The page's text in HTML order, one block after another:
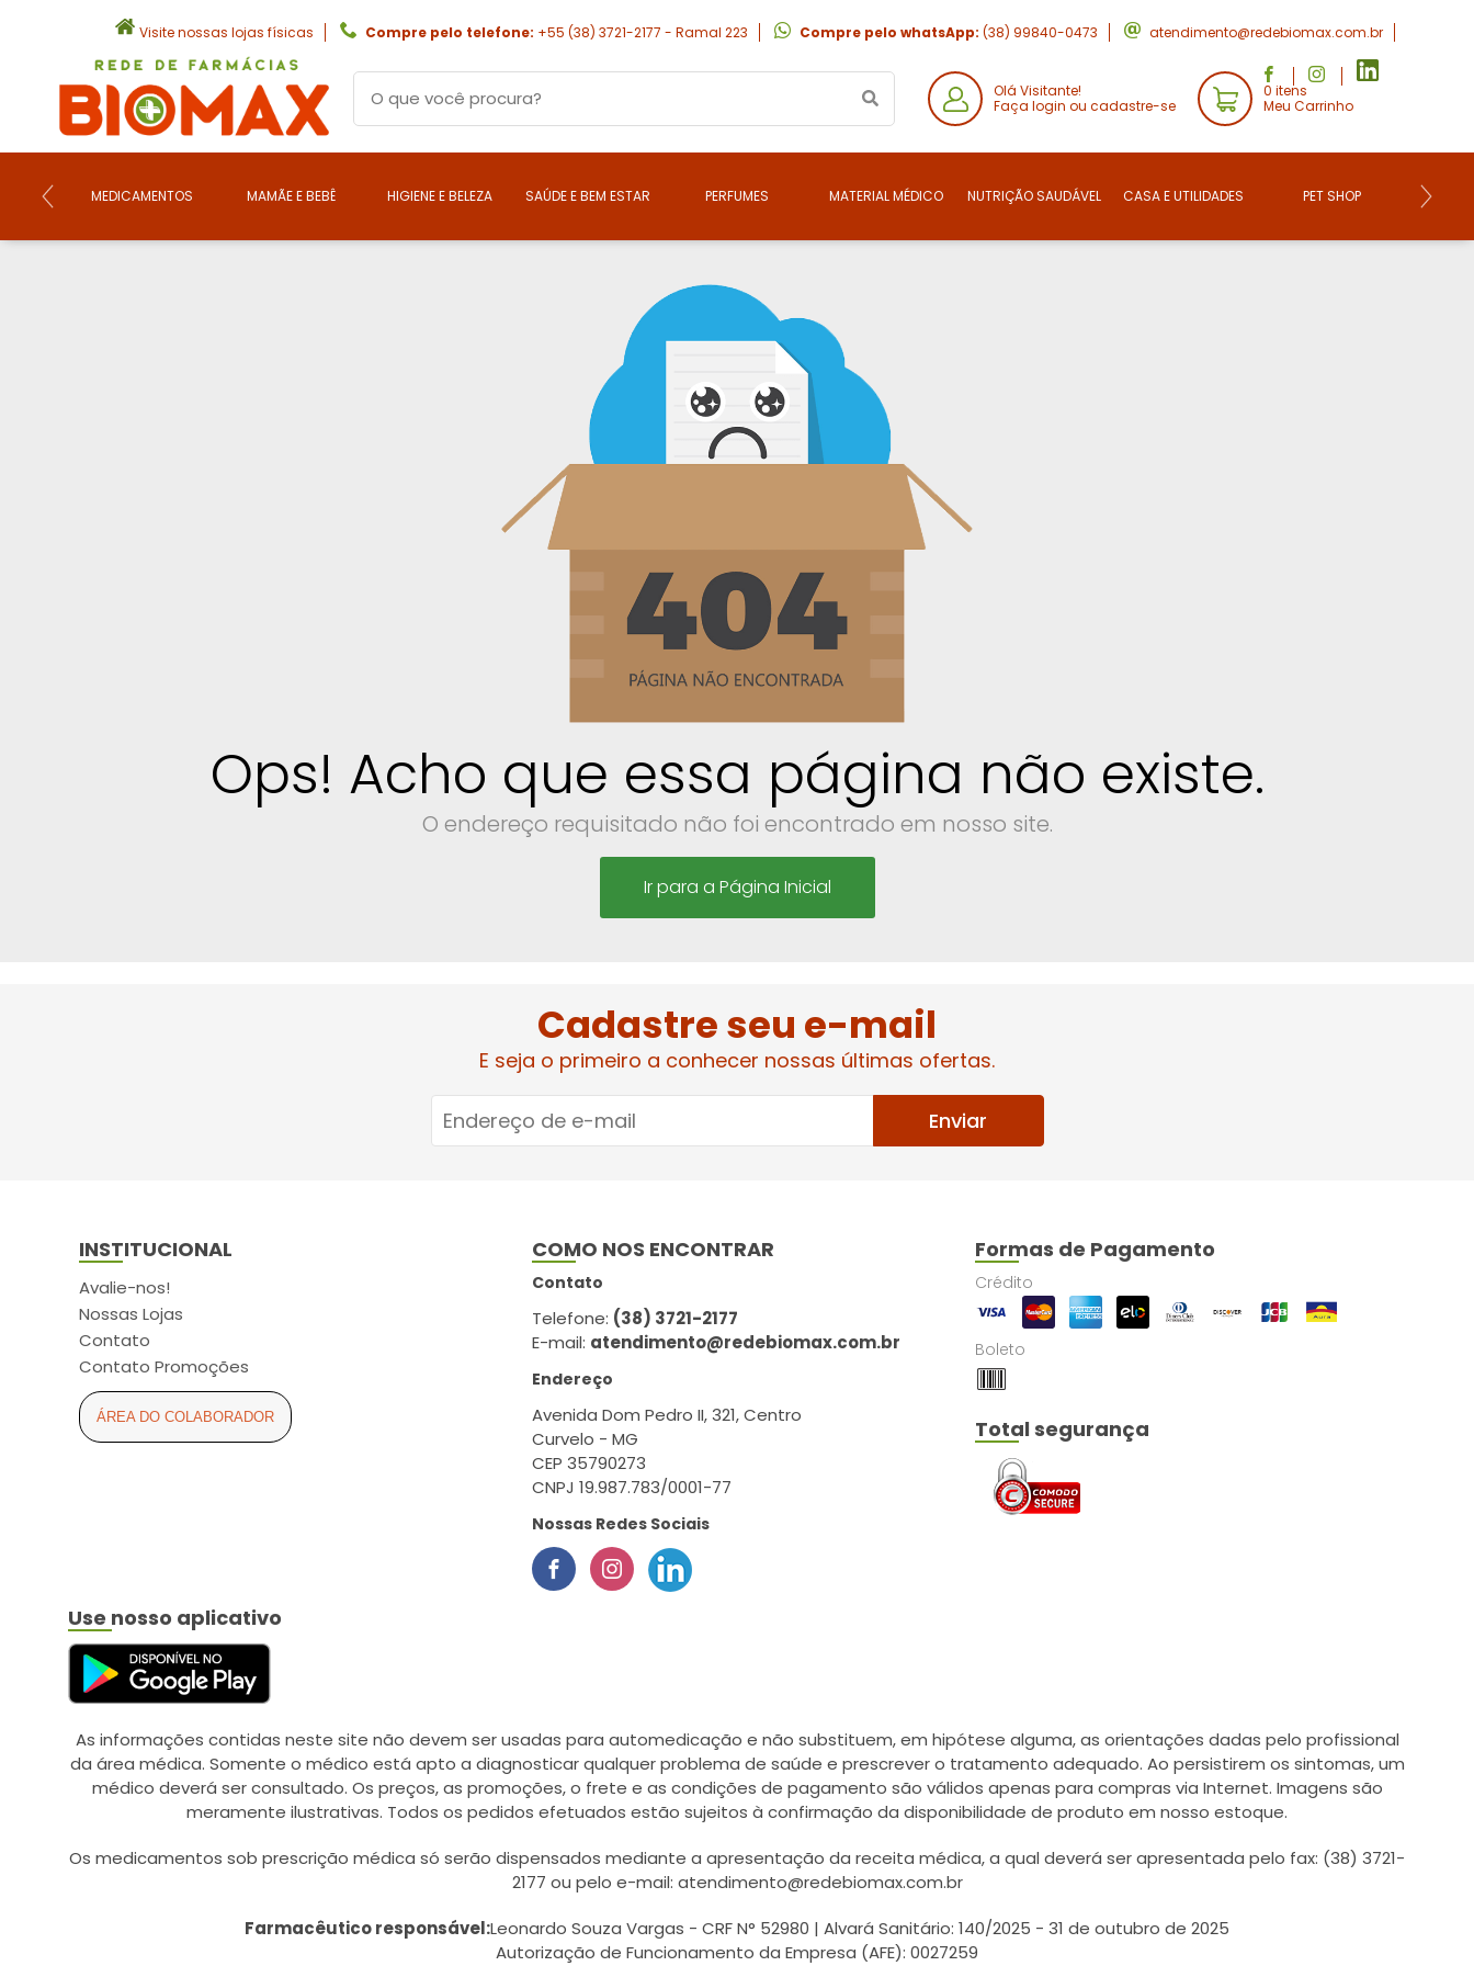
Visite nossas lojas físicas Compre pelo telefone: +55 (38) 3721-2177 - Ramal 223 Compre pelo whatsApp: (38) 99840-0473 atendimento@redebiomax.com.br
Olá Visitante!
Faça login ou cadastre-se
0 itens
Meu Carrinho
MEDICAMENTOS MAMÃE E BEBÊ HIGIENE E BELEZA SAÚDE E BEM ESTAR PERFUMES MATERIAL MÉDICO NUTRIÇÃO SAUDÁVEL CASA E UTILIDADES PET SHOP
Ops! Acho que essa página não existe.
O endereço requisitado não foi encontrado em nosso site.
Ir para a Página Inicial
Cadastre seu e-mail
E seja o primeiro a conhecer nossas últimas ofertas.
Enviar
INSTITUCIONAL
Avalie-nos!
Nossas Lojas
Contato
Contato Promoções
ÁREA DO COLABORADOR
COMO NOS ENCONTRAR
Contato
Telefone: (38) 3721-2177
E-mail: atendimento@redebiomax.com.br
Endereço
Avenida Dom Pedro II, 321, Centro
Curvelo - MG
CEP 35790273
CNPJ 19.987.783/0001-77
Nossas Redes Sociais
Formas de Pagamento
Crédito
Boleto
Total segurança
Use nosso aplicativo
As informações contidas neste site não devem ser usadas para automedicação e não substituem, em hipótese alguma, as orientações dadas pelo profissional
da área médica. Somente o médico está apto a diagnosticar qualquer problema de saúde e prescrever o tratamento adequado. Ao persistirem os sintomas, um
médico deverá ser consultado. Os preços, as promoções, o frete e as condições de pagamento são válidos apenas para compras via Internet. Imagens são
meramente ilustrativas. Todos os pedidos efetuados estão sujeitos à confirmação da disponibilidade de produto em nosso estoque.
Os medicamentos sob prescrição médica só serão dispensados mediante a apresentação da receita médica, a qual deverá ser apresentada pelo fax: (38) 3721-
2177 ou pelo e-mail: atendimento@redebiomax.com.br
Farmacêutico responsável:Leonardo Souza Vargas - CRF N° 52980 | Alvará Sanitário: 140/2025 - 31 de outubro de 2025
Autorização de Funcionamento da Empresa (AFE): 0027259